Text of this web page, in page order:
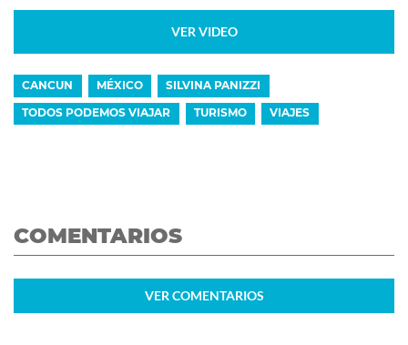
VER VIDEO
CANCUN MÉXICO SILVINA PANIZZI
TODOS PODEMOS VIAJAR TURISMO VIAJES
COMENTARIOS
VER COMENTARIOS